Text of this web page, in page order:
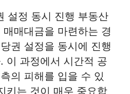
설정 동시 진행 부동산
매대금을 마련하는 경
권 설정을 동시에 진행
이 과정에서 시간적 공
의 피해를 입을 수 있
키는 것이 매우 중요합